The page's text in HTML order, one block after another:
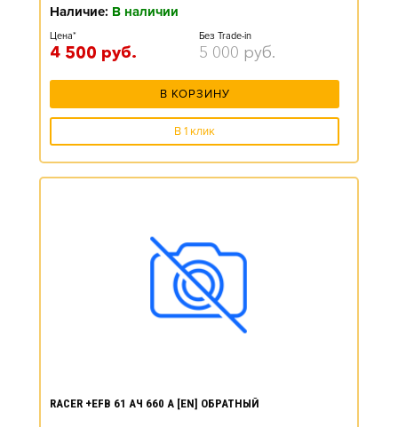
Наличие: В наличии
Цена*
4 500 руб.
Без Trade-in
5 000 руб.
В КОРЗИНУ
В 1 клик
RACER +EFB 61 АЧ 660 А [EN] ОБРАТНЫЙ